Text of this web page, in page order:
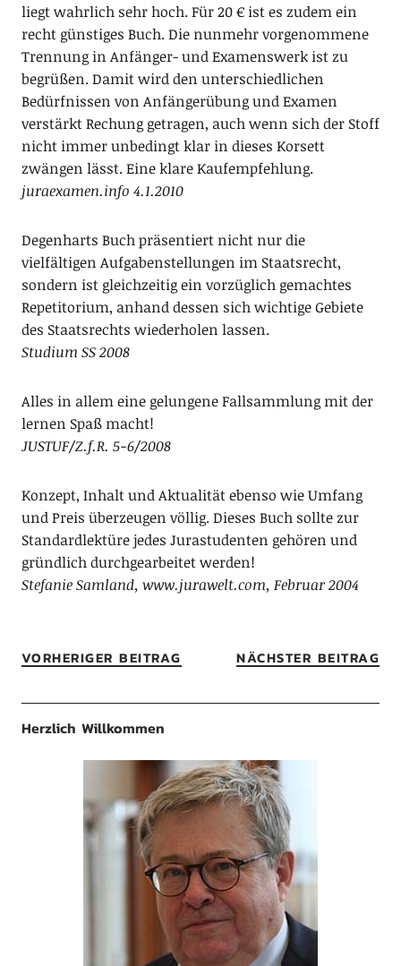
liegt wahrlich sehr hoch. Für 20 € ist es zudem ein
recht günstiges Buch. Die nunmehr vorgenommene
Trennung in Anfänger- und Examenswerk ist zu
begrüßen. Damit wird den unterschiedlichen
Bedürfnissen von Anfängerübung und Examen
verstärkt Rechung getragen, auch wenn sich der Stoff
nicht immer unbedingt klar in dieses Korsett
zwängen lässt. Eine klare Kaufempfehlung.
juraexamen.info 4.1.2010
Degenharts Buch präsentiert nicht nur die
vielfältigen Aufgabenstellungen im Staatsrecht,
sondern ist gleichzeitig ein vorzüglich gemachtes
Repetitorium, anhand dessen sich wichtige Gebiete
des Staatsrechts wiederholen lassen.
Studium SS 2008
Alles in allem eine gelungene Fallsammlung mit der
lernen Spaß macht!
JUSTUF/Z.f.R. 5-6/2008
Konzept, Inhalt und Aktualität ebenso wie Umfang
und Preis überzeugen völlig. Dieses Buch sollte zur
Standardlektüre jedes Jurastudenten gehören und
gründlich durchgearbeitet werden!
Stefanie Samland, www.jurawelt.com, Februar 2004
VORHERIGER BEITRAG NÄCHSTER BEITRAG
Herzlich Willkommen